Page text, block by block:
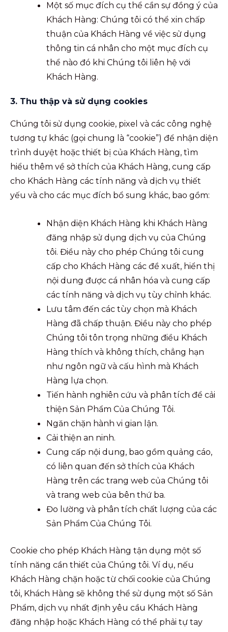
Một số mục đích cụ thể cần sự đồng ý của
Khách Hàng: Chúng tôi có thể xin chấp
thuận của Khách Hàng về việc sử dụng
thông tin cá nhân cho một mục đích cụ
thể nào đó khi Chúng tôi liên hệ với
Khách Hàng.
3. Thu thập và sử dụng cookies
Chúng tôi sử dụng cookie, pixel và các công nghệ
tương tự khác (gọi chung là “cookie”) để nhận diện
trình duyệt hoặc thiết bị của Khách Hàng, tìm
hiểu thêm về sở thích của Khách Hàng, cung cấp
cho Khách Hàng các tính năng và dịch vụ thiết
yếu và cho các mục đích bổ sung khác, bao gồm:
Nhận diện Khách Hàng khi Khách Hàng
đăng nhập sử dụng dịch vụ của Chúng
tôi. Điều này cho phép Chúng tôi cung
cấp cho Khách Hàng các đề xuất, hiển thị
nội dung được cá nhân hóa và cung cấp
các tính năng và dịch vụ tùy chỉnh khác.
Lưu tâm đến các tùy chọn mà Khách
Hàng đã chấp thuận. Điều này cho phép
Chúng tôi tôn trọng những điều Khách
Hàng thích và không thích, chẳng hạn
như ngôn ngữ và cấu hình mà Khách
Hàng lựa chọn.
Tiến hành nghiên cứu và phân tích để cải
thiện Sản Phẩm Của Chúng Tôi.
Ngăn chặn hành vi gian lận.
Cải thiện an ninh.
Cung cấp nội dung, bao gồm quảng cáo,
có liên quan đến sở thích của Khách
Hàng trên các trang web của Chúng tôi
và trang web của bên thứ ba.
Đo lường và phân tích chất lượng của các
Sản Phẩm Của Chúng Tôi.
Cookie cho phép Khách Hàng tận dụng một số
tính năng cần thiết của Chúng tôi. Ví dụ, nếu
Khách Hàng chặn hoặc từ chối cookie của Chúng
tôi, Khách Hàng sẽ không thể sử dụng một số Sản
Phẩm, dịch vụ nhất định yêu cầu Khách Hàng
đăng nhập hoặc Khách Hàng có thể phải tự tay